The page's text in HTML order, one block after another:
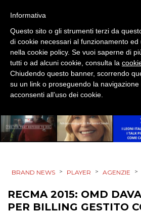
CSR
STRATEGIE
CINEMA
DIGITALE
EDITORIA
TV
BRAND NEWS > PLAYER > AGENZIE >
RECMA 2015: OMD
PER BILLING GESTITO
Informativa
Questo sito o gli strumenti terzi da
di cookie necessari al funzionamento
nella cookie policy. Se vuoi saperne di
tutti o ad alcuni cookie, consulta la
Chiudendo questo banner, scorrendo
su un link o proseguendo la navigazione
acconsenti all’uso dei cookie.